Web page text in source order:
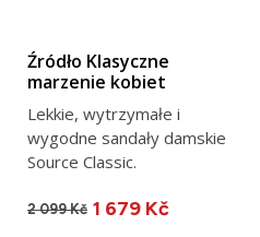
Źródło Klasyczne
marzenie kobiet
Lekkie, wytrzymałe i
wygodne sandały damskie
Source Classic.
2 099 Kč 1 679 Kč